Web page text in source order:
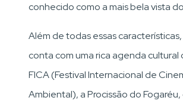
conhecido como a mais bela vista
Além de todas essas
conta com uma rica agenda cultural
FICA (Festival Internacional de
Ambiental), a Procissão do